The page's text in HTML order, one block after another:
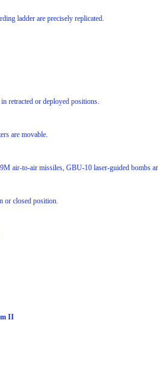
ladder are precisely replicated.
retracted or deployed positions.
are movable.
air-to-air missiles, GBU-10 laser-guided bombs
or closed position.
II